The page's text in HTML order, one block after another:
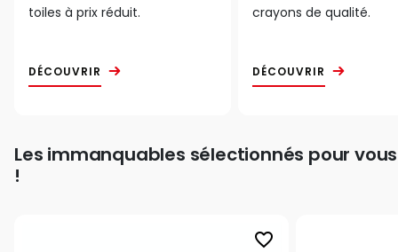
toiles à prix réduit.
DÉCOUVRIR
crayons de qualité.
DÉCOUVRIR
Les immanquables sélectionnés pour vous
!
favorite_border